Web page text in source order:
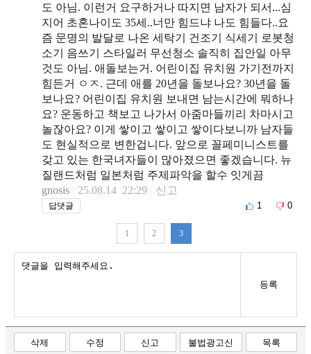
도 아님. 이런거 요구하거나 따지면 남자가 되서...심
지어 초혼나이도 35세..너만 힘드냐 나도 힘들다..요
즘 문명의 발달로 나온 세탁기 건조기 식세기 로봇청
소기 음쓰기 스타일러 무선청소 솔직히 집안일 아무
것도 아님. 애돌보는거. 어린이집 유치원 가기전까지
힘든거 ㅇㅈ. 근데 애를 20년을 돌보나요? 30년을 돌
보나요? 어린이집 유치원 보내면 남는시간에 뭐하나
요? 운동하고 책보고 나가서 아줌마들끼리 차마시고
놀잖아요? 이게 쌓이고 쌓이고 쌓이다보니까 남자들
도 현실적으로 변한겁니다. 앞으로 꼴페미니스트를
갖고 있는 한국녀자들이 많아졌으면 좋겠습니다. 뉴
질랜드처럼 일본처럼 주제파악을 할수 잇게끔
gnosis
25.08.14 22:29 신고
답댓글 1 0
1 2 3
등록
삭제 수정 신고
불법광고신
목록